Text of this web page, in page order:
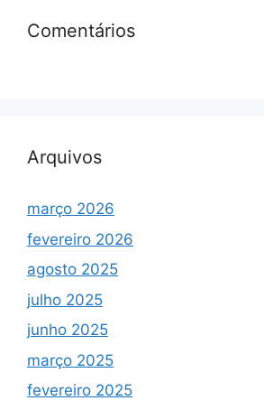
Comentários
Arquivos
março 2026
fevereiro 2026
agosto 2025
julho 2025
junho 2025
março 2025
fevereiro 2025